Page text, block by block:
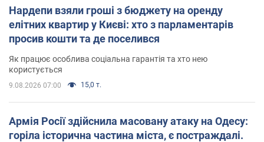
Нардепи взяли гроші з бюджету на оренду
елітних квартир у Києві: хто з парламентарів
просив кошти та де поселився
Як працює особлива соціальна гарантія та хто нею
користується
9.08.2026 07:00 15,0 т.
Армія Росії здійснила масовану атаку на Одесу:
горіла історична частина міста, є постраждалі.